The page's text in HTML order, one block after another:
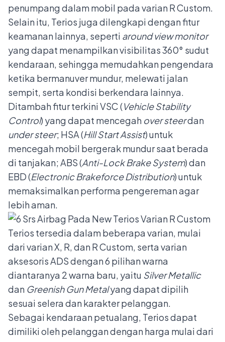
penumpang dalam mobil pada varian R Custom.
Selain itu, Terios juga dilengkapi dengan fitur
keamanan lainnya, seperti around view monitor
yang dapat menampilkan visibilitas 360° sudut
kendaraan, sehingga memudahkan pengendara
ketika bermanuver mundur, melewati jalan
sempit, serta kondisi berkendara lainnya.
Ditambah fitur terkini VSC (Vehicle Stability
Control) yang dapat mencegah over steerdan
under steer; HSA (Hill Start Assist) untuk
mencegah mobil bergerak mundur saat berada
di tanjakan; ABS (Anti-Lock Brake System) dan
EBD (Electronic Brakeforce Distribution) untuk
memaksimalkan performa pengereman agar
lebih aman.
Terios tersedia dalam beberapa varian, mulai
dari varian X, R, dan R Custom, serta varian
aksesoris ADS dengan 6 pilihan warna
diantaranya 2 warna baru, yaitu Silver Metallic
dan Greenish Gun Metalyang dapat dipilih
sesuai selera dan karakter pelanggan.
Sebagai kendaraan petualang, Terios dapat
dimiliki oleh pelanggan dengan harga mulai dari